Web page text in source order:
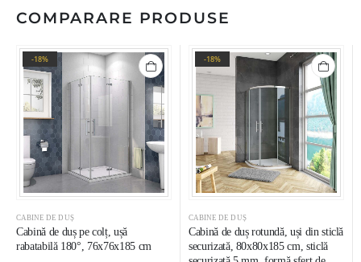
COMPARARE PRODUSE
-18%
CABINE DE DUȘ
Cabină de duș pe colț, ușă
rabatabilă 180°, 76x76x185 cm
-18%
CABINE DE DUȘ
Cabină de duș rotundă, uși din sticlă
securizată, 80x80x185 cm, sticlă